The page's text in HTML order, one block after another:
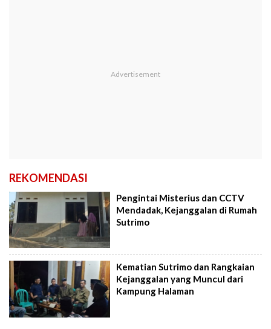
REKOMENDASI
Pengintai Misterius dan CCTV
Mendadak, Kejanggalan di Rumah
Sutrimo
Kematian Sutrimo dan Rangkaian
Kejanggalan yang Muncul dari
Kampung Halaman